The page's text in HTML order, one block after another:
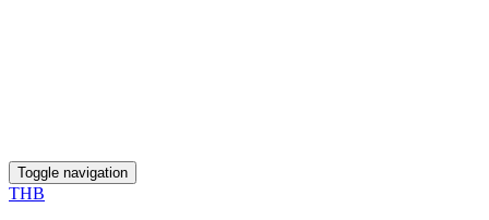
Toggle navigation
THB